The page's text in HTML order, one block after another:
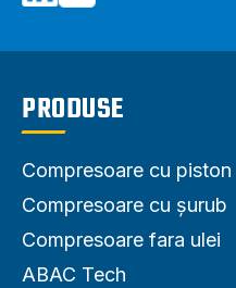
PRODUSE
Compresoare cu piston
Compresoare cu șurub
Compresoare fara ulei
ABAC Tech